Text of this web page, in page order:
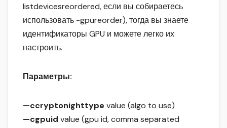
listdevicesreordered, если вы собираетесь
использовать -gpureorder), тогда вы знаете
идентификаторы GPU и можете легко их
настроить.
Параметры:
—ccryptonighttype value (algo to use)
—cgpuid value (gpu id, comma separated